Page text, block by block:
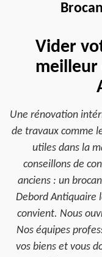
Vider
meilleur
Une rénovation
de travaux comme
utiles dans la
conseillons de
anciens : un
Debord Antiquaire
convient. Nous
Nos équipes
vos biens et vous